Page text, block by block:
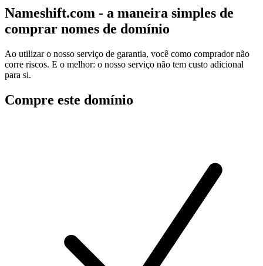
Nameshift.com - a maneira simples de
comprar nomes de domínio
Ao utilizar o nosso serviço de garantia, você como comprador não
corre riscos. E o melhor: o nosso serviço não tem custo adicional
para si.
Compre este domínio